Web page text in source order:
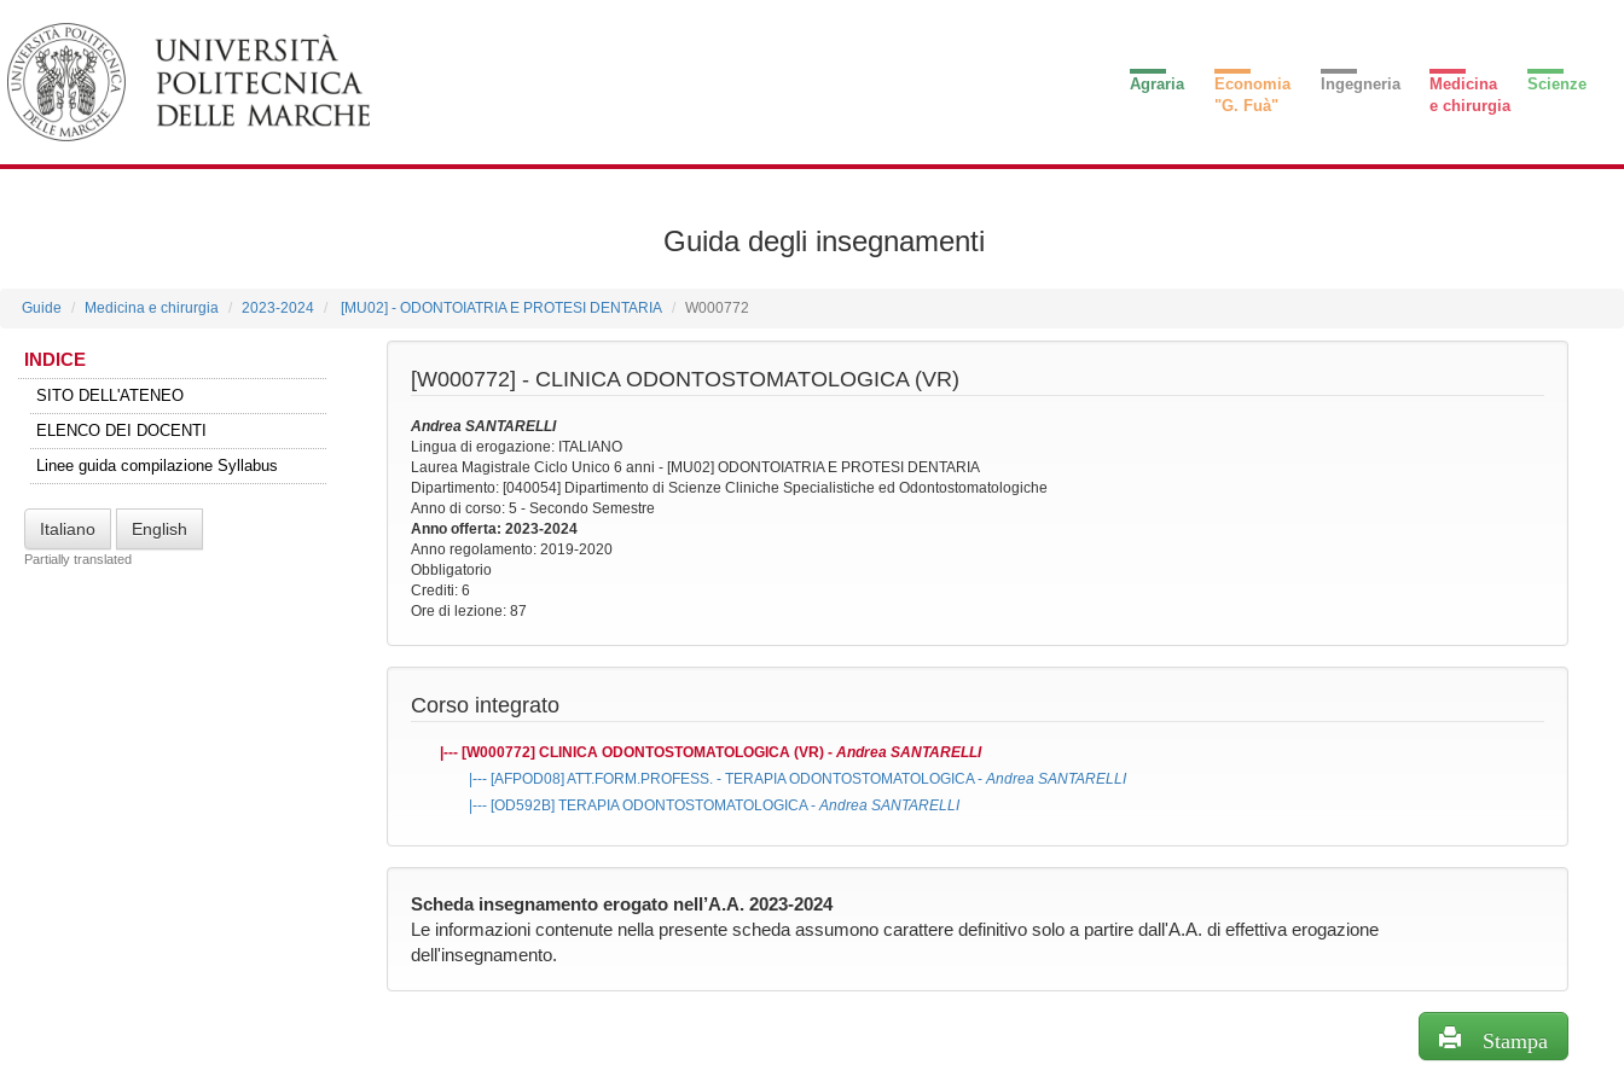
Agraria
Economia
"G. Fuà"
Ingegneria
Medicina
e chirurgia
Scienze
Guida degli insegnamenti
Guide Medicina e chirurgia 2023-2024 [MU02] - ODONTOIATRIA E PROTESI DENTARIA W000772
INDICE
SITO DELL'ATENEO
ELENCO DEI DOCENTI
Linee guida compilazione Syllabus
Italiano English
Partially translated
[W000772] - CLINICA ODONTOSTOMATOLOGICA (VR)
Andrea SANTARELLI
Lingua di erogazione: ITALIANO
Laurea Magistrale Ciclo Unico 6 anni - [MU02] ODONTOIATRIA E PROTESI DENTARIA
Dipartimento: [040054] Dipartimento di Scienze Cliniche Specialistiche ed Odontostomatologiche
Anno di corso: 5 - Secondo Semestre
Anno offerta: 2023-2024
Anno regolamento: 2019-2020
Obbligatorio
Crediti: 6
Ore di lezione: 87
Corso integrato
|--- [W000772] CLINICA ODONTOSTOMATOLOGICA (VR) - Andrea SANTARELLI
|--- [AFPOD08] ATT.FORM.PROFESS. - TERAPIA ODONTOSTOMATOLOGICA-Andrea SANTARELLI
|--- [OD592B] TERAPIA ODONTOSTOMATOLOGICA-Andrea SANTARELLI
Scheda insegnamento erogato nell’A.A. 2023-2024
Le informazioni contenute nella presente scheda assumono carattere definitivo solo a partire dall'A.A. di effettiva erogazione
dell'insegnamento.
Stampa